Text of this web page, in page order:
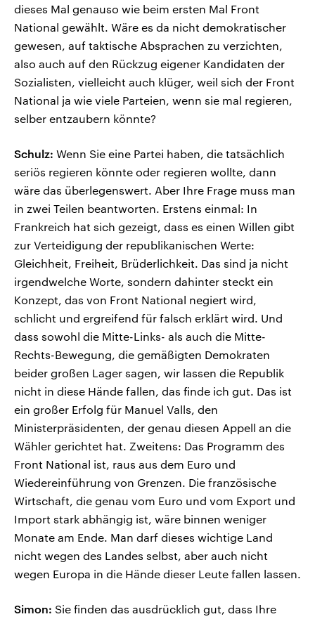
dieses Mal genauso wie beim ersten Mal Front
National gewählt. Wäre es da nicht demokratischer
gewesen, auf taktische Absprachen zu verzichten,
also auch auf den Rückzug eigener Kandidaten der
Sozialisten, vielleicht auch klüger, weil sich der Front
National ja wie viele Parteien, wenn sie mal regieren,
selber entzaubern könnte?
Schulz: Wenn Sie eine Partei haben, die tatsächlich
seriös regieren könnte oder regieren wollte, dann
wäre das überlegenswert. Aber Ihre Frage muss man
in zwei Teilen beantworten. Erstens einmal: In
Frankreich hat sich gezeigt, dass es einen Willen gibt
zur Verteidigung der republikanischen Werte:
Gleichheit, Freiheit, Brüderlichkeit. Das sind ja nicht
irgendwelche Worte, sondern dahinter steckt ein
Konzept, das von Front National negiert wird,
schlicht und ergreifend für falsch erklärt wird. Und
dass sowohl die Mitte-Links- als auch die Mitte-
Rechts-Bewegung, die gemäßigten Demokraten
beider großen Lager sagen, wir lassen die Republik
nicht in diese Hände fallen, das finde ich gut. Das ist
ein großer Erfolg für Manuel Valls, den
Ministerpräsidenten, der genau diesen Appell an die
Wähler gerichtet hat. Zweitens: Das Programm des
Front National ist, raus aus dem Euro und
Wiedereinführung von Grenzen. Die französische
Wirtschaft, die genau vom Euro und vom Export und
Import stark abhängig ist, wäre binnen weniger
Monate am Ende. Man darf dieses wichtige Land
nicht wegen des Landes selbst, aber auch nicht
wegen Europa in die Hände dieser Leute fallen lassen.
Simon: Sie finden das ausdrücklich gut, dass Ihre